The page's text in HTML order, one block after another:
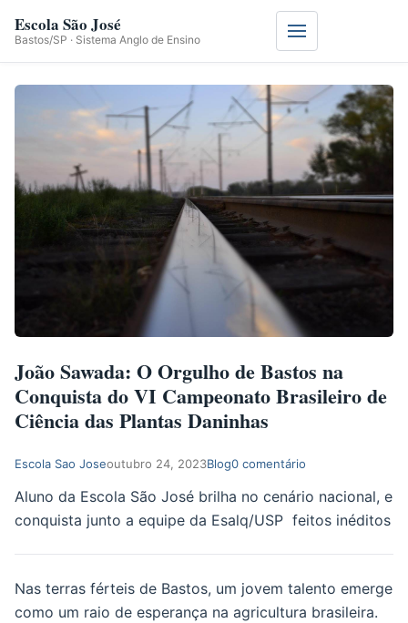
Escola São José
Bastos/SP · Sistema Anglo de Ensino Menu
João Sawada: O Orgulho de Bastos na
Conquista do VI Campeonato Brasileiro de
Ciência das Plantas Daninhas
Escola Sao Joseoutubro 24, 2023Blog0 comentário
Aluno da Escola São José brilha no cenário nacional, e
conquista junto a equipe da Esalq/USP feitos inéditos
Nas terras férteis de Bastos, um jovem talento emerge
como um raio de esperança na agricultura brasileira.